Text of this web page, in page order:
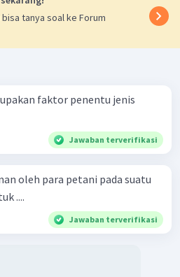
tanya soal ke Forum
faktor penentu jenis
Jawaban terverifikasi
oleh para petani pada suatu
....
Jawaban terverifikasi